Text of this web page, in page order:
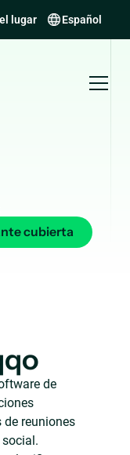
lugar Español
cubierta
de
reuniones